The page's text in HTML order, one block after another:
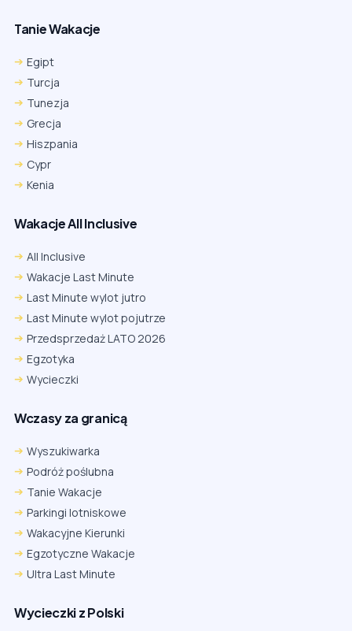
Tanie Wakacje
Egipt
Turcja
Tunezja
Grecja
Hiszpania
Cypr
Kenia
Wakacje All Inclusive
All Inclusive
Wakacje Last Minute
Last Minute wylot jutro
Last Minute wylot pojutrze
Przedsprzedaż LATO 2026
Egzotyka
Wycieczki
Wczasy za granicą
Wyszukiwarka
Podróż poślubna
Tanie Wakacje
Parkingi lotniskowe
Wakacyjne Kierunki
Egzotyczne Wakacje
Ultra Last Minute
Wycieczki z Polski